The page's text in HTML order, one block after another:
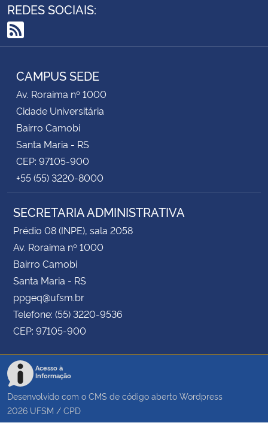
REDES SOCIAIS:
RSS
CAMPUS SEDE
Av. Roraima nº 1000
Cidade Universitária
Bairro Camobi
Santa Maria - RS
CEP: 97105-900
+55 (55) 3220-8000
SECRETARIA ADMINISTRATIVA
Prédio 08 (INPE), sala 2058
Av. Roraima nº 1000
Bairro Camobi
Santa Maria - RS
ppgeq@ufsm.br
Telefone: (55) 3220-9536
CEP: 97105-900
Acesso à
Informação
Desenvolvido com o CMS de código aberto Wordpress
2026 UFSM / CPD